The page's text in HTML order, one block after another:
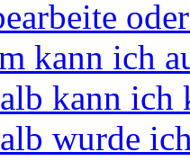
kann ich
kann ich
wurde